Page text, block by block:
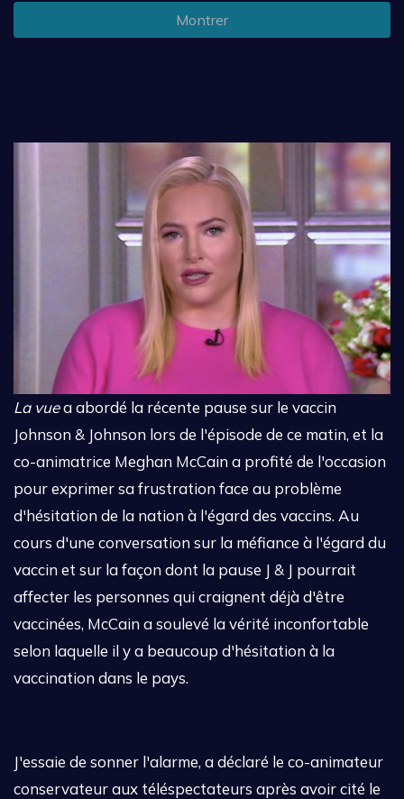
Montrer
La vuea abordé la récente pause sur le vaccin
Johnson & Johnson lors de l'épisode de ce matin, et la
co-animatrice Meghan McCain a profité de l'occasion
pour exprimer sa frustration face au problème
d'hésitation de la nation à l'égard des vaccins. Au
cours d'une conversation sur la méfiance à l'égard du
vaccin et sur la façon dont la pause J & J pourrait
affecter les personnes qui craignent déjà d'être
vaccinées, McCain a soulevé la vérité inconfortable
selon laquelle il y a beaucoup d'hésitation à la
vaccination dans le pays.
J'essaie de sonner l'alarme, a déclaré le co-animateur
conservateur aux téléspectateurs après avoir cité le